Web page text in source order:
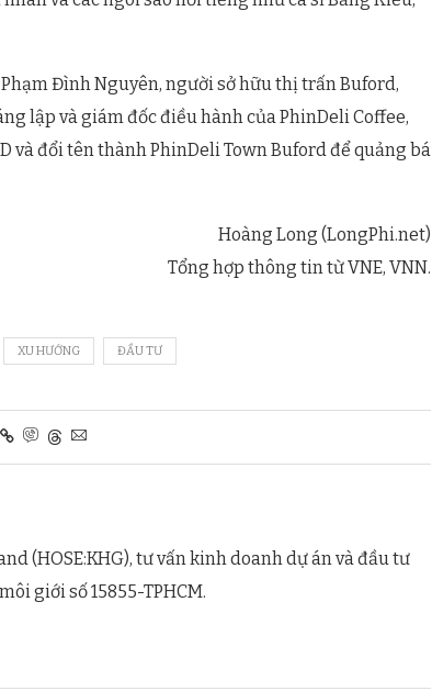
Đình Nguyên, người sở hữu thị trấn Buford,
lập và giám đốc điều hành của PhinDeli Coffee,
và đổi tên thành PhinDeli Town Buford để quảng bá
Hoàng Long (LongPhi.net)
Tổng hợp thông tin từ VNE, VNN.
XU HƯỚNG ĐẦU TƯ
(HOSE:KHG), tư vấn kinh doanh dự án và đầu tư
giới số 15855-TPHCM.